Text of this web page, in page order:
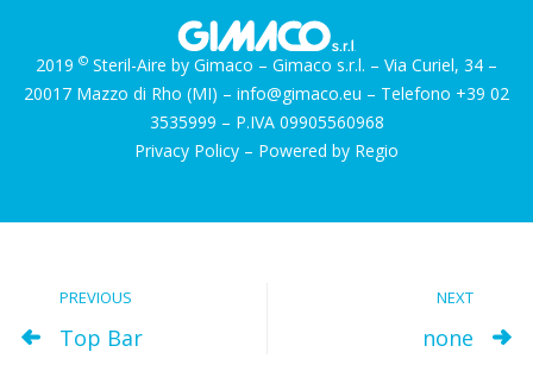
2019 © Steril-Aire by Gimaco – Gimaco s.r.l. – Via Curiel, 34 –
20017 Mazzo di Rho (MI) – info@gimaco.eu – Telefono +39 02
3535999 – P.IVA 09905560968
Privacy Policy – Powered by Regio
PREVIOUS
Top Bar
NEXT
none